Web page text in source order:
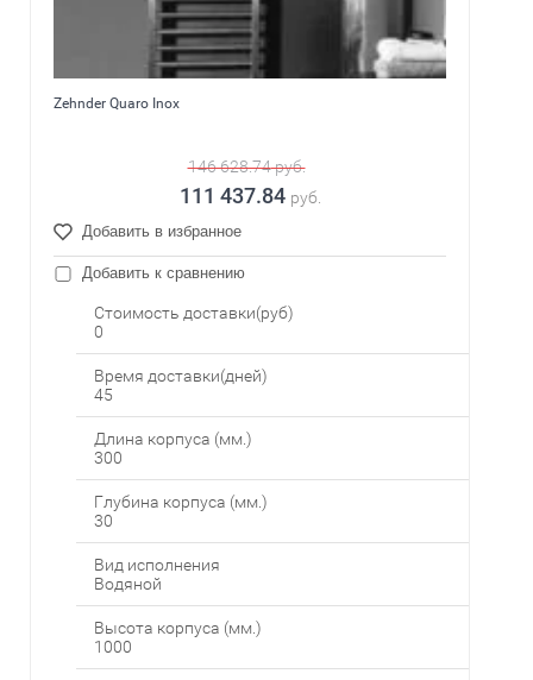
Zehnder Quaro Inox
146 628.74руб.
111 437.84 руб.
Добавить в избранное
Добавить к сравнению
Стоимость доставки(руб)
0
Время доставки(дней)
45
Длина корпуса (мм.)
300
Глубина корпуса (мм.)
30
Вид исполнения
Водяной
Высота корпуса (мм.)
1000